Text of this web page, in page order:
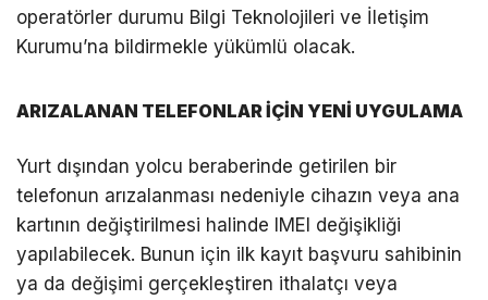
operatörler durumu Bilgi Teknolojileri ve İletişim
Kurumu’na bildirmekle yükümlü olacak.
ARIZALANAN TELEFONLAR İÇİN YENİ UYGULAMA
Yurt dışından yolcu beraberinde getirilen bir
telefonun arızalanması nedeniyle cihazın veya ana
kartının değiştirilmesi halinde IMEI değişikliği
yapılabilecek. Bunun için ilk kayıt başvuru sahibinin
ya da değişimi gerçekleştiren ithalatçı veya